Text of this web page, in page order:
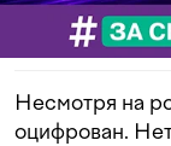
Несмотря на
оцифрован.